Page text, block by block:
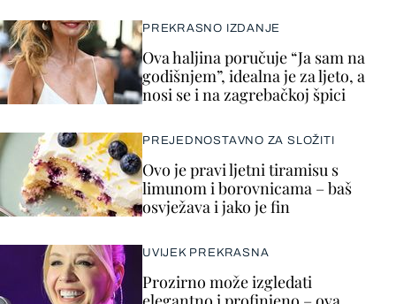
PREKRASNO IZDANJE
Ova haljina poručuje “Ja sam na
godišnjem”, idealna je za ljeto, a
nosi se i na zagrebačkoj špici
PREJEDNOSTAVNO ZA SLOŽITI
Ovo je pravi ljetni tiramisu s
limunom i borovnicama – baš
osvježava i jako je fin
UVIJEK PREKRASNA
Prozirno može izgledati